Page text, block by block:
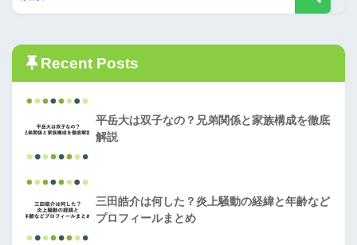
Recent Posts
平岳大は双子なの？兄弟関係と家族構成を徹底
解説
三田皓介は何した？炎上騒動の経緯と年齢など
プロフィールまとめ